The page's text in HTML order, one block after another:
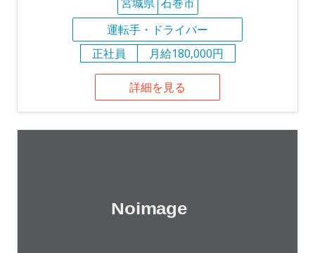
運転手・ドライバー
正社員
月給180,000円
詳細を見る